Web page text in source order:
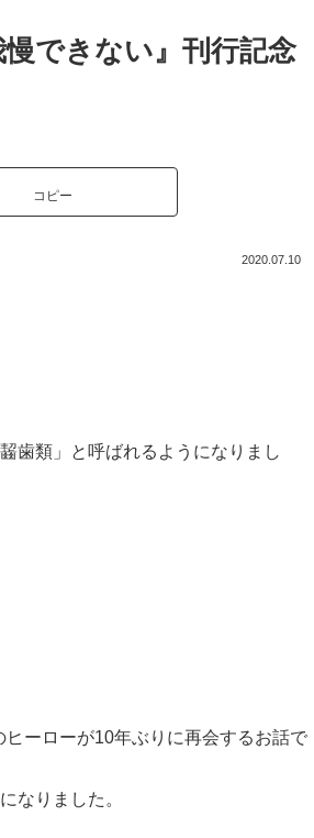
慢できない』刊行記念
コピー
2020.07.10
歯類」と呼ばれるようになりまし
ーローが10年ぶりに再会するお話で
なりました。